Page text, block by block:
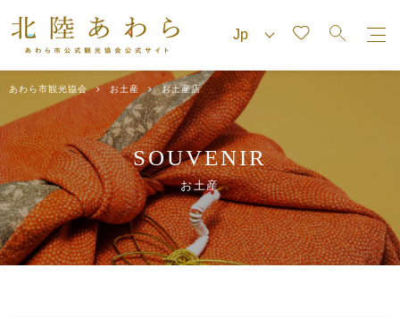
あわら市観光協会 お土産 お土産店
SOUVENIR
お土産